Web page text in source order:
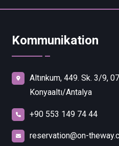
Kommunikation
Altınkum, 449. Sk. 3/9,
Konyaaltı/Antalya
+90 553 149 74 44
reservation@on-